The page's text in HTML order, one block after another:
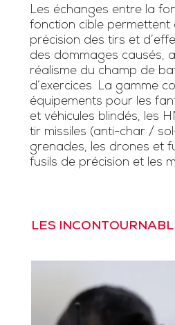
Les échanges entre la
fonction cible permettent
précision des tirs et
des dommages causés,
réalisme du champ de
d’exercices. La gamme
équipements pour les
et véhicules blindés, les
tir missiles (anti-char /
grenades, les drones et
fusils de précision et les
LES